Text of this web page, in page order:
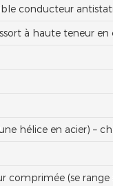
conducteur
à haute teneur
hélice en acier) –
comprimée (se